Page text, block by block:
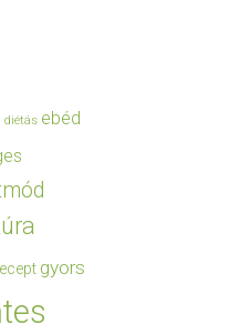
diétás ebéd
gyors